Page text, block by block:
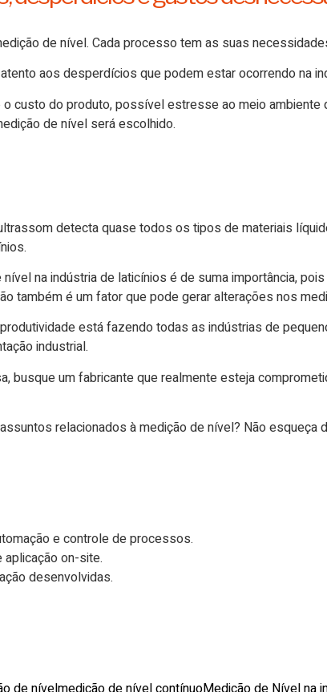
de nível. Cada processo tem as suas
aos desperdícios que podem estar ocorrendo na
custo do produto, possível estresse ao meio
de nível será escolhido.
detecta quase todos os tipos de materiais
na indústria de laticínios é de suma importância,
também é um fator que pode gerar alterações nos
está fazendo todas as indústrias de
industrial.
busque umfabricanteque realmente esteja
relacionados à medição de nível? Não esqueça
e controle de processos.
aplicação on-site.
desenvolvidas.